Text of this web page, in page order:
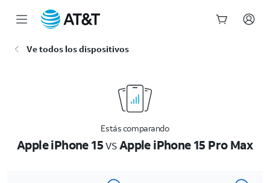
Ve todos los dispositivos
Estás comparando
Apple iPhone 15vsApple iPhone 15 Pro Max